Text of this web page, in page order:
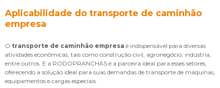
Aplicabilidade do transporte de caminhão
empresa
O transporte de caminhão empresa é indispensável para diversas
atividades econômicas, tais como construção civil, agronegócio, indústria,
entre outros. E a RODOPRANCHAS é a parceira ideal para esses setores,
oferecendo a solução ideal para suas demandas de transporte de máquinas,
equipamentos e cargas especiais.